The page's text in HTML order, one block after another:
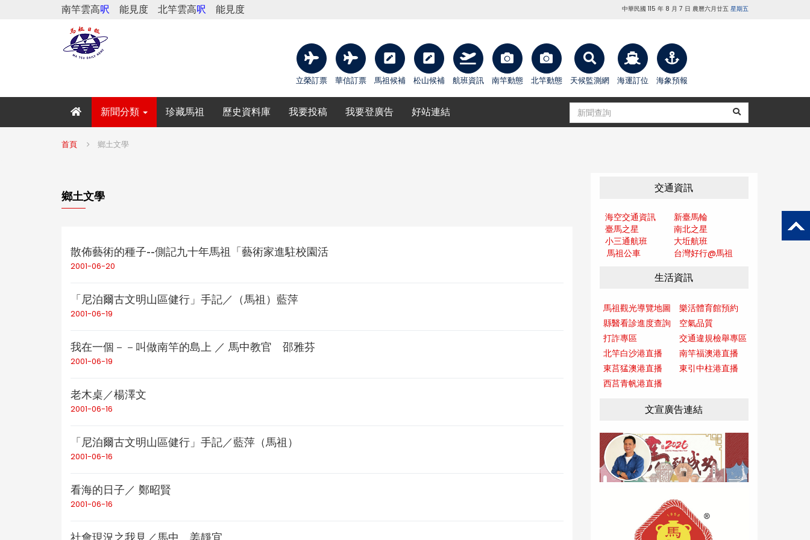
南竿雲高呎 能見度 北竿雲高呎 能見度 中華民國 115 年 8 月 7 日 農曆六月廿五 星期五
立榮訂票 華信訂票 馬祖候補 松山候補 航班資訊 南竿動態 北竿動態 天候監測網 海運訂位 海象預報
新聞分類 珍藏馬祖 歷史資料庫 我要投稿 我要登廣告 好站連結
首頁 鄉土文學
鄉土文學
散佈藝術的種子--側記九十年馬祖「藝術家進駐校園活
2001-06-20
「尼泊爾古文明山區健行」手記／（馬祖）藍萍
2001-06-19
我在一個－－叫做南竿的島上 ／ 馬中教官 邵雅芬
2001-06-19
老木桌／楊澤文
2001-06-16
「尼泊爾古文明山區健行」手記／藍萍（馬祖）
2001-06-16
看海的日子／ 鄭昭賢
2001-06-16
交通資訊
海空交通資訊
新臺馬輪
臺馬之星
南北之星
小三通航班
大坵航班
馬祖公車
台灣好行@馬祖
生活資訊
馬祖觀光導覽地圖
樂活體育館預約
縣醫看診進度查詢
空氣品質
打詐專區
交通違規檢舉專區
北竿白沙港直播
南竿福澳港直播
東莒猛澳港直播
東引中柱港直播
西莒青帆港直播
文宣廣告連結